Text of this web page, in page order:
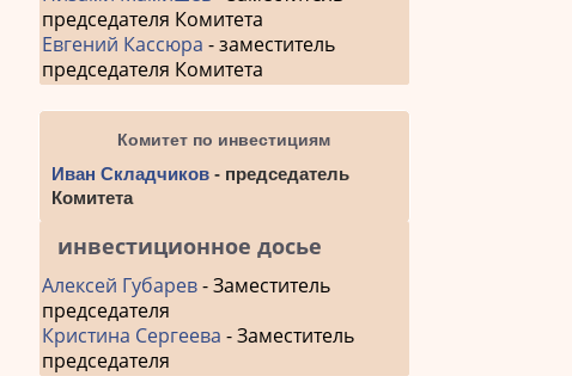
председателя Комитета
Евгений Кассюра - заместитель
председателя Комитета
Комитет по инвестициям
Иван Складчиков - председатель
Комитета
инвестиционное досье
Алексей Губарев- Заместитель
председателя
Кристина Сергеева - Заместитель
председателя